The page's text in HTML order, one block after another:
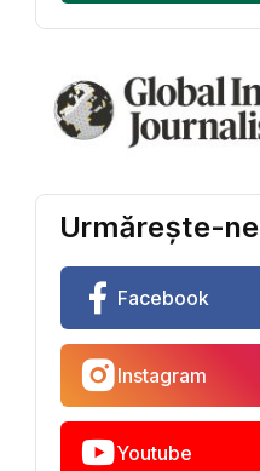
Urmărește-ne
Facebook
Instagram
Youtube